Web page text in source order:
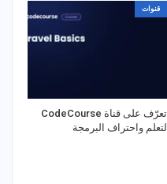
قنوات
تعرّف على قناة CodeCourse
لتعلم واحتراف البرمجة